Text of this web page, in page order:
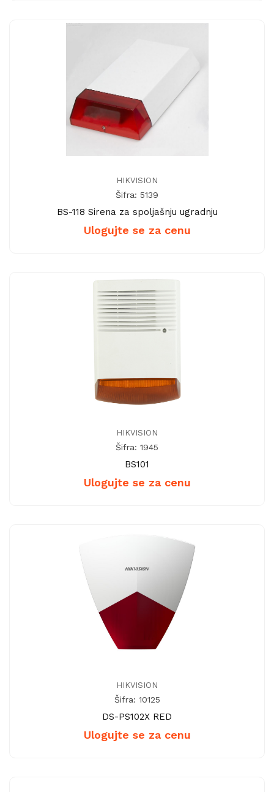
HIKVISION
Šifra: 5139
BS-118 Sirena za spoljašnju ugradnju
Ulogujte se za cenu
HIKVISION
Šifra: 1945
BS101
Ulogujte se za cenu
HIKVISION
Šifra: 10125
DS-PS102X RED
Ulogujte se za cenu